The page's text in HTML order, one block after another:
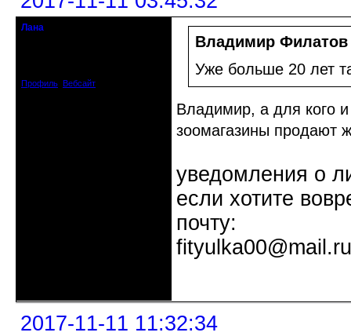
Лана
Профиль Вебсайт
Владимир
Уже больше 20 лет
Владимир, а для кого
зоомагазины продают
уведомления о
если хотите
почту:
fityulka00@mail.ru
2017-11-11 11:32:34